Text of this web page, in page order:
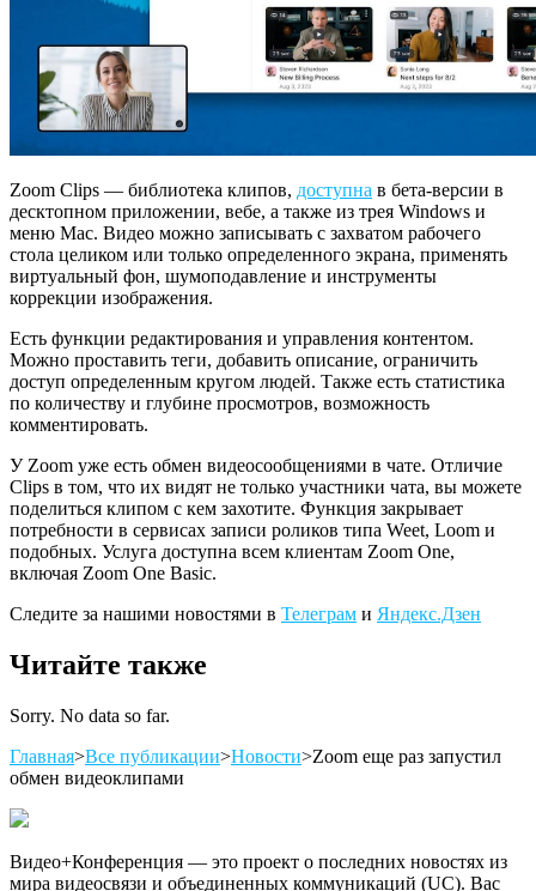
Zoom Clips — библиотека клипов, доступна в бета-версии в
десктопном приложении, вебе, а также из трея Windows и
меню Mac. Видео можно записывать с захватом рабочего
стола целиком или только определенного экрана, применять
виртуальный фон, шумоподавление и инструменты
коррекции изображения.
Есть функции редактирования и управления контентом.
Можно проставить теги, добавить описание, ограничить
доступ определенным кругом людей. Также есть статистика
по количеству и глубине просмотров, возможность
комментировать.
У Zoom уже есть обмен видеосообщениями в чате. Отличие
Clips в том, что их видят не только участники чата, вы можете
поделиться клипом с кем захотите. Функция закрывает
потребности в сервисах записи роликов типа Weet, Loom и
подобных. Услуга доступна всем клиентам Zoom One,
включая Zoom One Basic.
Следите за нашими новостями в Телеграм и Яндекс.Дзен
Читайте также
Sorry. No data so far.
Главная>Все публикации>Новости>Zoom еще раз запустил
обмен видеоклипами
Видео+Конференция — это проект о последних новостях из
мира видеосвязи и объединенных коммуникаций (UC). Вас